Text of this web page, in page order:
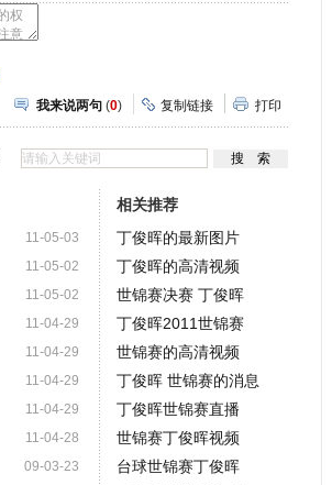
我来说两句 (0) 复制链接 打印
11-05-03
11-05-02
11-05-02
11-04-29
11-04-29
11-04-29
11-04-29
11-04-28
09-03-23
相关推荐
丁俊晖的最新图片
丁俊晖的高清视频
世锦赛决赛 丁俊晖
丁俊晖2011世锦赛
世锦赛的高清视频
丁俊晖 世锦赛的消息
丁俊晖世锦赛直播
世锦赛丁俊晖视频
台球世锦赛丁俊晖